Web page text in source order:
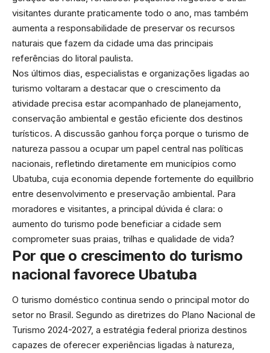
visitantes durante praticamente todo o ano, mas também
aumenta a responsabilidade de preservar os recursos
naturais que fazem da cidade uma das principais
referências do litoral paulista.
Nos últimos dias, especialistas e organizações ligadas ao
turismo voltaram a destacar que o crescimento da
atividade precisa estar acompanhado de planejamento,
conservação ambiental e gestão eficiente dos destinos
turísticos. A discussão ganhou força porque o turismo de
natureza passou a ocupar um papel central nas políticas
nacionais, refletindo diretamente em municípios como
Ubatuba, cuja economia depende fortemente do equilíbrio
entre desenvolvimento e preservação ambiental. Para
moradores e visitantes, a principal dúvida é clara: o
aumento do turismo pode beneficiar a cidade sem
comprometer suas praias, trilhas e qualidade de vida?
Por que o crescimento do turismo
nacional favorece Ubatuba
O turismo doméstico continua sendo o principal motor do
setor no Brasil. Segundo as diretrizes do Plano Nacional de
Turismo 2024-2027, a estratégia federal prioriza destinos
capazes de oferecer experiências ligadas à natureza,